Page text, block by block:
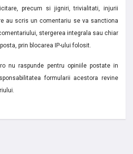
precum si jigniri, trivialitati, injurii
au scris un comentariu se va sanctiona
stergerea integrala sau chiar
prin blocarea IP-ului folosit.
nu raspunde pentru opiniile postate in
formularii acestora revine